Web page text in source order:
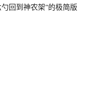
回到神农架"的极简版